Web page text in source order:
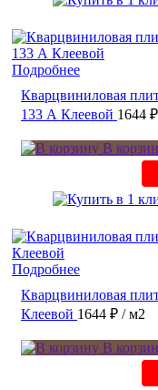
Подробнее
Кварцвиниловая
133 А Клеевой 1644 ₽
В
Подробнее
Кварцвиниловая
Клеевой 1644 ₽ / м2
В